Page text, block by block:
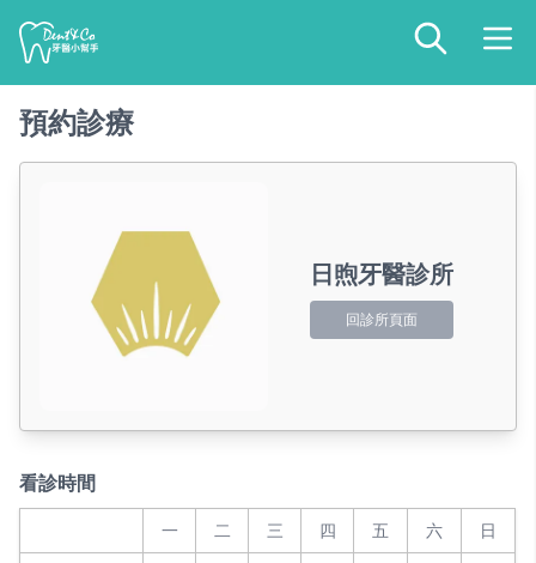
預約診療
日煦牙醫診所
回診所頁面
看診時間
一 二 三 四 五 六 日